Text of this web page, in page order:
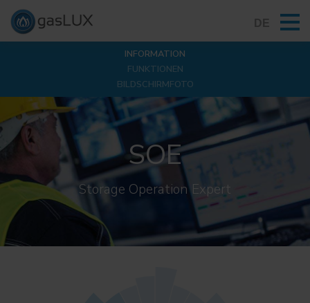
DE
INFORMATION
FUNKTIONEN
BILDSCHIRMFOTO
SOE
Storage Operation Expert